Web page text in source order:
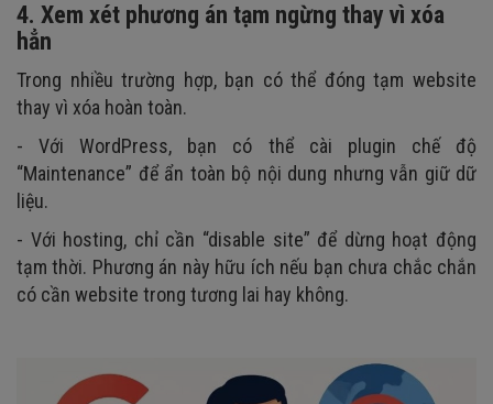
4. Xem xét phương án tạm ngừng thay vì xóa
hẳn
Trong nhiều trường hợp, bạn có thể đóng tạm website
thay vì xóa hoàn toàn.
- Với WordPress, bạn có thể cài plugin chế độ
“Maintenance” để ẩn toàn bộ nội dung nhưng vẫn giữ dữ
liệu.
- Với hosting, chỉ cần “disable site” để dừng hoạt động
tạm thời. Phương án này hữu ích nếu bạn chưa chắc chắn
có cần website trong tương lai hay không.